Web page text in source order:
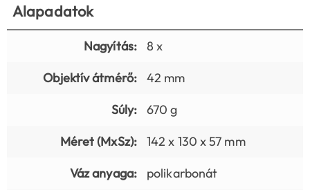
Alapadatok
Nagyítás:
8 x
Objektív átmérő:
42 mm
Súly:
670 g
Méret (MxSz):
142 x 130 x 57 mm
Váz anyaga:
polikarbonát